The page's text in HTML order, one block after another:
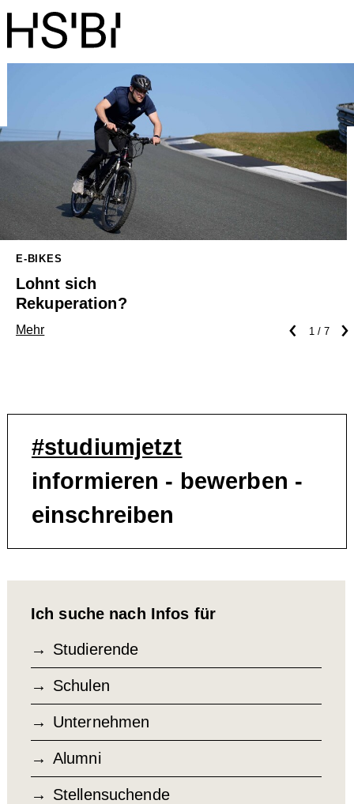
E-BIKES
Lohnt sich
Rekuperation?
Mehr 1 / 7
‹ ›
#studiumjetzt
informieren - bewerben -
einschreiben
Ich suche nach Infos für
Studierende
Schulen
Unternehmen
Alumni
Stellensuchende